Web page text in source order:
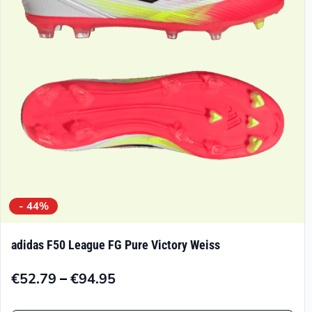
können
Produktseite
gewählt
werden
- 44%
adidas F50 League FG Pure Victory Weiss
€52.79 –€94.95
Preisspanne:
€52.79